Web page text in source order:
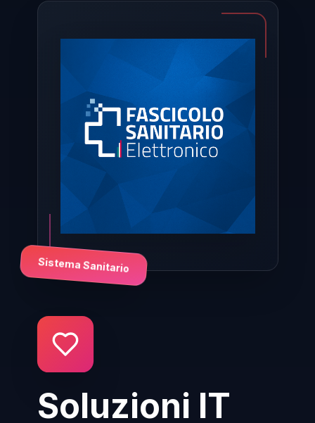
Soluzioni IT
Sistema Sanitario